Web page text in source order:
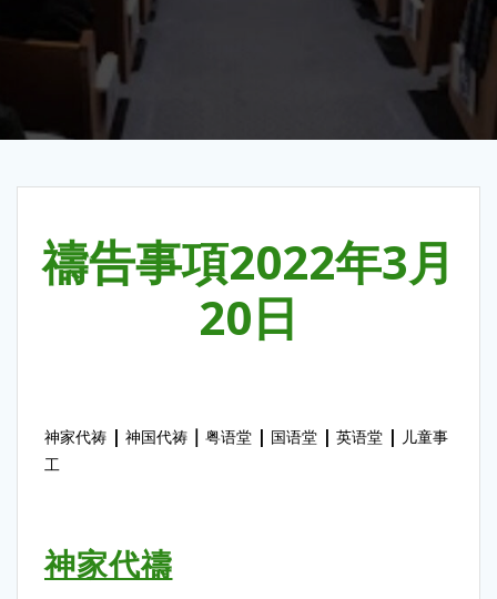
禱告事項2022年3月
20日
神家代祷 | 神国代祷 ｜ 粤语堂 | 国语堂 | 英语堂 | 儿童事
工
神家代禱